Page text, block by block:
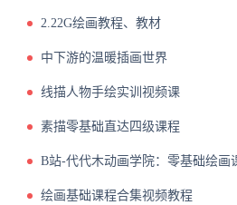
2.22G绘画教程、教材
中下游的温暖插画世界
线描人物手绘实训视频课
素描零基础直达四级课程
绘画基础课程合集视频教程